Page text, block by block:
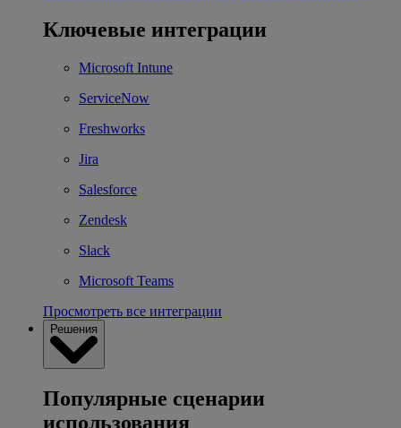
Ключевые интеграции
Microsoft Intune
ServiceNow
Freshworks
Jira
Salesforce
Zendesk
Slack
Microsoft Teams
Просмотреть все интеграции
Решения
Популярные сценарии
использования